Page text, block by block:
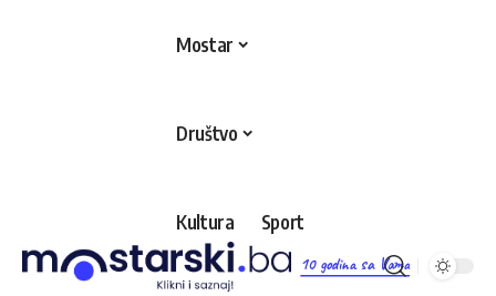
10 godina sa Vama
Mostar
Društvo
Kultura Sport